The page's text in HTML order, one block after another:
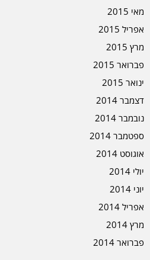
מאי 2015
אפריל 2015
מרץ 2015
פברואר 2015
ינואר 2015
דצמבר 2014
נובמבר 2014
ספטמבר 2014
אוגוסט 2014
יולי 2014
יוני 2014
אפריל 2014
מרץ 2014
פברואר 2014